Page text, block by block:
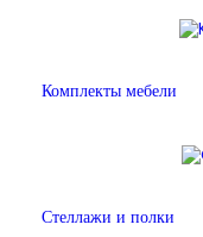
Комплекты мебели
Стеллажи и полки